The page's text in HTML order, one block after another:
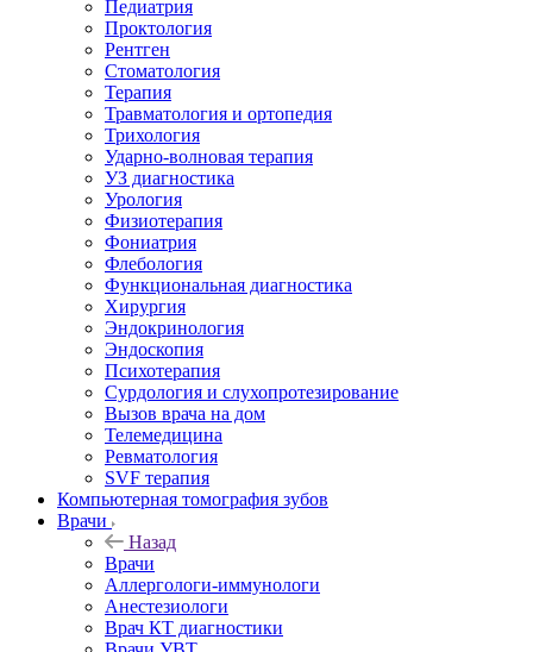
Педиатрия
Проктология
Рентген
Стоматология
Терапия
Травматология и ортопедия
Трихология
Ударно-волновая терапия
УЗ диагностика
Урология
Физиотерапия
Фониатрия
Флебология
Функциональная диагностика
Хирургия
Эндокринология
Эндоскопия
Психотерапия
Сурдология и слухопротезирование
Вызов врача на дом
Телемедицина
Ревматология
SVF терапия
Компьютерная томография зубов
Врачи
Назад
Врачи
Аллергологи-иммунологи
Анестезиологи
Врач КТ диагностики